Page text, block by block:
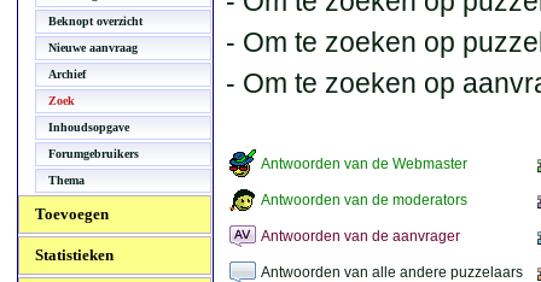
Beknopt overzicht
Nieuwe aanvraag
Archief
Zoek
Inhoudsopgave
Forumgebruikers
Thema
Toevoegen
Statistieken
- Om te zoeken op
- Om te zoeken op
Antwoorden van de Webmaster
Antwoorden van de moderators
Antwoorden van de aanvrager
Antwoorden van alle andere puzzelaars